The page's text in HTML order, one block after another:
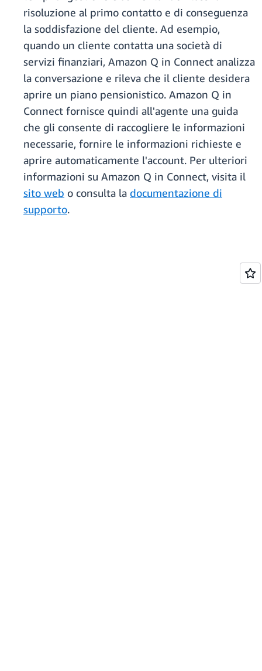
risoluzione al primo contatto e di conseguenza
la soddisfazione del cliente. Ad esempio,
quando un cliente contatta una società di
servizi finanziari, Amazon Q in Connect analizza
la conversazione e rileva che il cliente desidera
aprire un piano pensionistico. Amazon Q in
Connect fornisce quindi all'agente una guida
che gli consente di raccogliere le informazioni
necessarie, fornire le informazioni richieste e
aprire automaticamente l'account. Per ulteriori
informazioni su Amazon Q in Connect, visita il
sito web o consulta la documentazione di
supporto.